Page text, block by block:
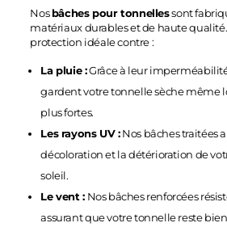
Nosbâches pour tonnellessont
matériaux durables et de haute
protection idéale contre :
La pluie :Grâce à leur
gardent votre tonnelle sèche même
plus fortes.
Les rayons UV :Nos bâches traitées
décoloration et la détérioration de
soleil.
Le vent :Nos bâches renforcées
assurant que votre tonnelle reste